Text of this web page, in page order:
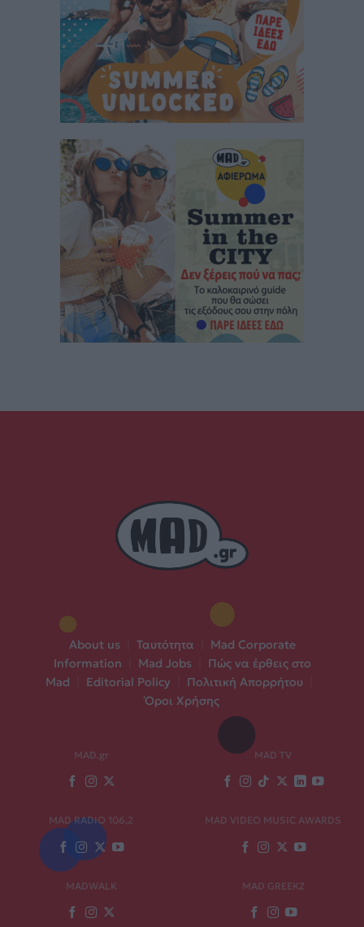
About us Ταυτότητα
Mad Corporate
Information
Mad Jobs
Πώς να έρθεις στο
Mad
Editorial Policy Πολιτική Απορρήτου
Όροι Χρήσης
MAD.gr MAD TV
MAD RADIO 106,2 MAD VIDEO MUSIC AWARDS
MADWALK MAD GREEKZ